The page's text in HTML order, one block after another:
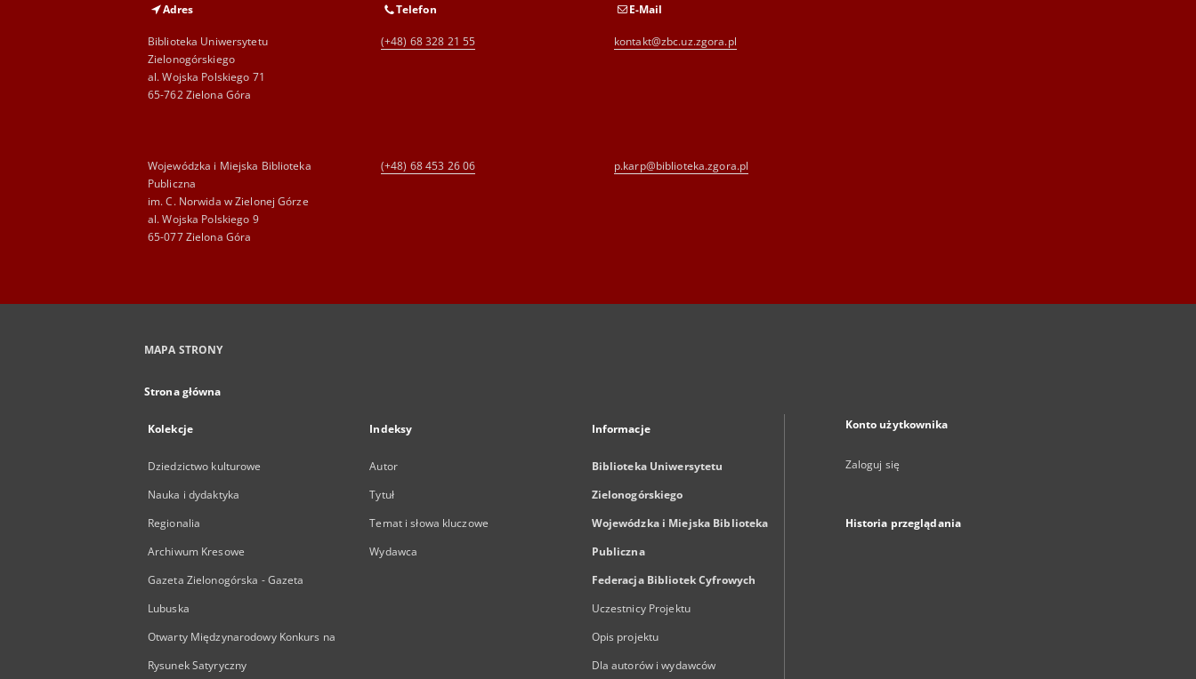
Adres
Biblioteka Uniwersytetu
Zielonogórskiego
al. Wojska Polskiego 71
65-762 Zielona Góra
Telefon
(+48) 68 328 21 55
E-Mail
kontakt@zbc.uz.zgora.pl
Wojewódzka i Miejska Biblioteka
Publiczna
im. C. Norwida w Zielonej Górze
al. Wojska Polskiego 9
65-077 Zielona Góra
(+48) 68 453 26 06 p.karp@biblioteka.zgora.pl
MAPA STRONY
Strona główna
Kolekcje
Dziedzictwo kulturowe
Nauka i dydaktyka
Regionalia
Archiwum Kresowe
Gazeta Zielonogórska - Gazeta
Lubuska
Otwarty Międzynarodowy Konkurs na
Rysunek Satyryczny
Indeksy
Autor
Tytuł
Temat i słowa kluczowe
Wydawca
Informacje
Biblioteka Uniwersytetu
Zielonogórskiego
Wojewódzka i Miejska Biblioteka
Publiczna
Federacja Bibliotek Cyfrowych
Uczestnicy Projektu
Opis projektu
Dla autorów i wydawców
Konto użytkownika
Zaloguj się
Historia przeglądania